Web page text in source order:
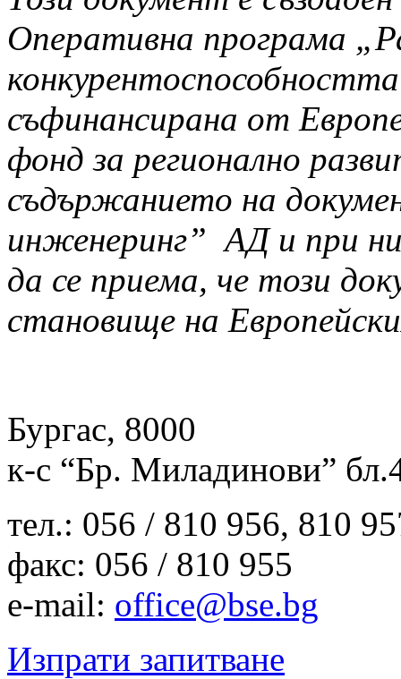
Оперативна програма
съфинансирана от
фонд за регионално
съдържанието на
инженеринг” АД и при
да се приема, че този
становище на
Бургас, 8000
к-с “Бр. Миладинови”
тел.: 056 / 810 956, 810
факс: 056 / 810 955
e-mail: office@bse.bg
Изпрати запитване